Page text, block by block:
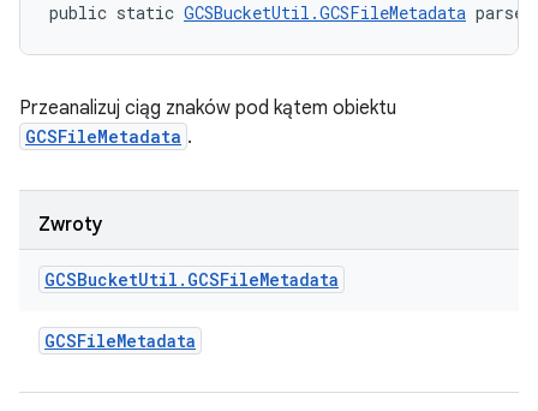
public static GCSBucketUtil.GCSFileMetadata
Przeanalizuj ciąg znaków pod kątem obiektu
GCSFileMetadata .
Zwroty
GCSBucketUtil . GCSFileMetadata
GCSFileMetadata